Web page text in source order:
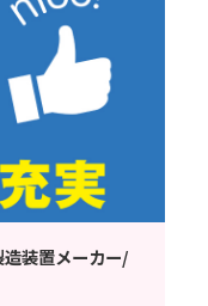
装置メーカー/